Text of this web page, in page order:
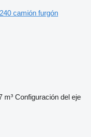
camión furgón
m³ Configuración del eje